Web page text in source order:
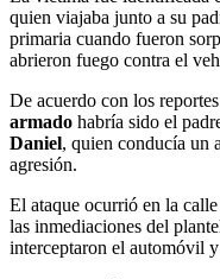
quien viajaba junto a su
primaria cuando fueron
abrieron fuego contra el
De acuerdo con los
armado habría sido el
Daniel, quien conducía un
agresión.
El ataque ocurrió en la
las inmediaciones del
interceptaron el automóvil